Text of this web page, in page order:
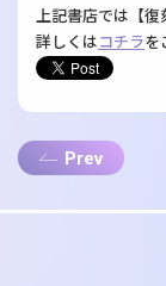
上記書店では【
詳しくは コチラを
Prev